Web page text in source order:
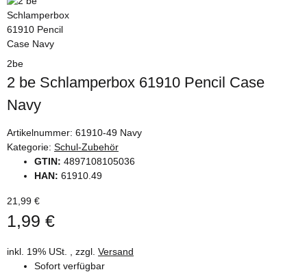
2be
2 be Schlamperbox 61910 Pencil Case
Navy
Artikelnummer: 61910-49 Navy
Kategorie: Schul-Zubehör
GTIN: 4897108105036
HAN: 61910.49
21,99 €
1,99 €
inkl. 19% USt. , zzgl. Versand
Sofort verfügbar